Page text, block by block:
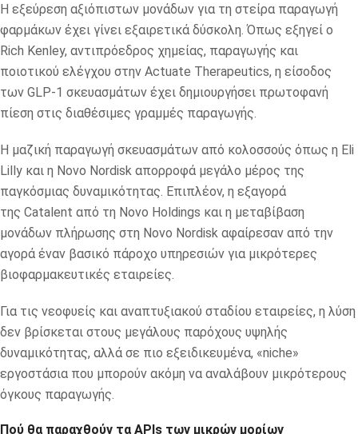
Η εξεύρεση αξιόπιστων μονάδων για τη στείρα παραγωγή
φαρμάκων έχει γίνει εξαιρετικά δύσκολη. Όπως εξηγεί ο
Rich Kenley, αντιπρόεδρος χημείας, παραγωγής και
ποιοτικού ελέγχου στην Actuate Therapeutics, η είσοδος
των GLP-1 σκευασμάτων έχει δημιουργήσει πρωτοφανή
πίεση στις διαθέσιμες γραμμές παραγωγής.
Η μαζική παραγωγή σκευασμάτων από κολοσσούς όπως η Eli
Lilly και η Novo Nordisk απορροφά μεγάλο μέρος της
παγκόσμιας δυναμικότητας. Επιπλέον, η εξαγορά
της Catalent από τη Novo Holdings και η μεταβίβαση
μονάδων πλήρωσης στη Novo Nordisk αφαίρεσαν από την
αγορά έναν βασικό πάροχο υπηρεσιών για μικρότερες
βιοφαρμακευτικές εταιρείες.
Για τις νεοφυείς και αναπτυξιακού σταδίου εταιρείες, η λύση
δεν βρίσκεται στους μεγάλους παρόχους υψηλής
δυναμικότητας, αλλά σε πιο εξειδικευμένα, «niche»
εργοστάσια που μπορούν ακόμη να αναλάβουν μικρότερους
όγκους παραγωγής.
Πού θα παραχθούν τα APIs των μικρών μορίων